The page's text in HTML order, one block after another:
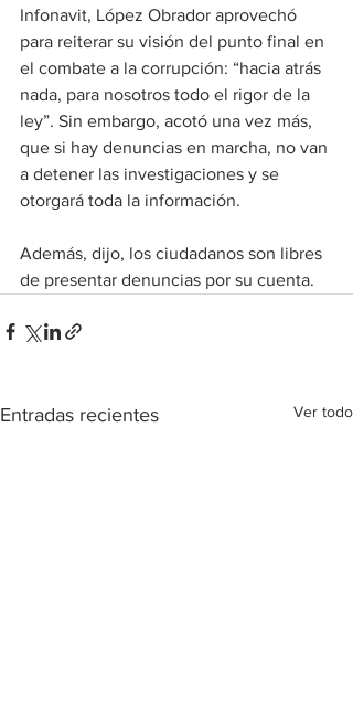
Infonavit, López Obrador aprovechó
para reiterar su visión del punto final en
el combate a la corrupción: “hacia atrás
nada, para nosotros todo el rigor de la
ley”. Sin embargo, acotó una vez más,
que si hay denuncias en marcha, no van
a detener las investigaciones y se
otorgará toda la información.
Además, dijo, los ciudadanos son libres
de presentar denuncias por su cuenta.
Entradas recientes Ver todo